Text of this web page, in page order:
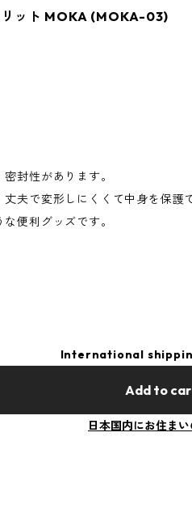
ット MOKA (MOKA-03)
封性があります。
夫で変形しにくくて中身を保護
便利グッズです。
International
Add to
日本国内にお住ま